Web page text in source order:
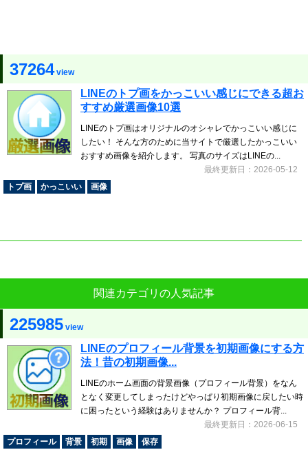
37264view
LINEのトプ画をかっこいい感じにできる超お
すすめ厳選画像10選
LINEのトプ画はオリジナルのオシャレでかっこいい感じに
したい！ そんな方のために当サイトで厳選したかっこいい
おすすめ画像を紹介します。 写真のサイズはLINEの...
最終更新日：2026-05-12
トプ画
かっこいい 画像
関連カテゴリの人気記事
225985 view
LINEのプロフィール背景を初期画像にする方
法！昔の初期画像...
LINEのホーム画面の背景画像（プロフィール背景）をなん
となく変更してしまったけどやっぱり初期画像に戻したい時
に困ったという経験はありませんか？ プロフィール背...
最終更新日：2026-06-15
プロフィール
背景 初期 画像 保存